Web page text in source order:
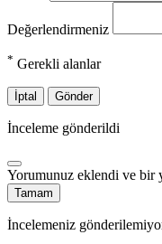
Değerlendirmeniz
* Gerekli alanlar
İptal Gönder
İnceleme gönderildi
Yorumunuz eklendi ve bir
Tamam
İncelemeniz